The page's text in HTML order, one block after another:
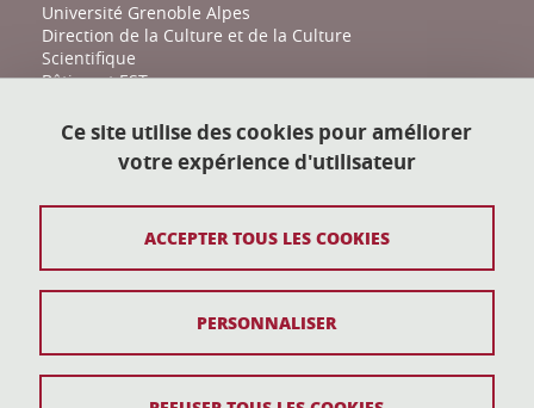
Université Grenoble Alpes
Direction de la Culture et de la Culture
Scientifique
Bâtiment EST
38400 Saint-Martin-d'Hères
action-culturelle@univ-grenoble-alpes.fr
Plan du site
Données personnelles
Ce site utilise des cookies pour améliorer
votre expérience d'utilisateur
ACCEPTER TOUS LES COOKIES
PERSONNALISER